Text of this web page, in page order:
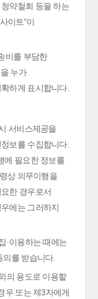
약철회 등을 하는
이트”이
비를 부담한
누가
하게 표시합니다.
서비스제공을
보를 수집합니다.
에 필요한 정보를
상 의무이행을
한 경우로서
에는 그러하지
·이용하는 때에는
를 받습니다.
의 용도로 이용할
우 또는 제3자에게